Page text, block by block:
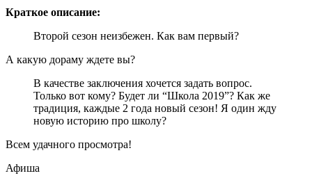
Краткое описание:
Второй сезон неизбежен. Как вам первый?
А какую дораму ждете вы?
В качестве заключения хочется задать вопрос.
Только вот кому? Будет ли “Школа 2019”? Как же
традиция, каждые 2 года новый сезон! Я один жду
новую историю про школу?
Всем удачного просмотра!
Афиша